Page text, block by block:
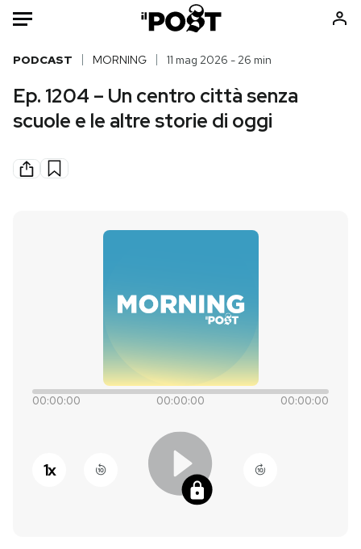
Auto
HOME
Mondo
Politica
Ok Boomer!
Altrecose
Mondiali calcio 2026
PODCAST
PODCAST MORNING 11 mag 2026 - 26 min
Ep. 1204 – Un centro città senza
scuole e le altre storie di oggi
00:00:00 00:00:00 00:00:00
1x